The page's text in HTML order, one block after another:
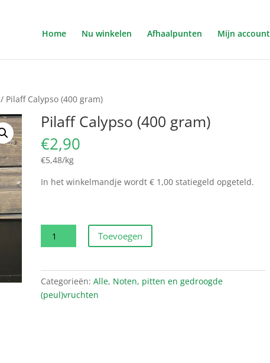
Home Nu winkelen Afhaalpunten Mijn account
/ Pilaff Calypso (400 gram)
Pilaff Calypso (400 gram)
€2,90
€5,48/kg
In het winkelmandje wordt € 1,00 statiegeld opgeteld.
Pilaff
Calypso
gram)
aantal
Toevoegen
Categorieën:Alle, Noten, pitten en gedroogde
(peul)vruchten